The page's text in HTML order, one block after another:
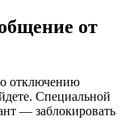
от
отключению
Специальной
— заблокировать